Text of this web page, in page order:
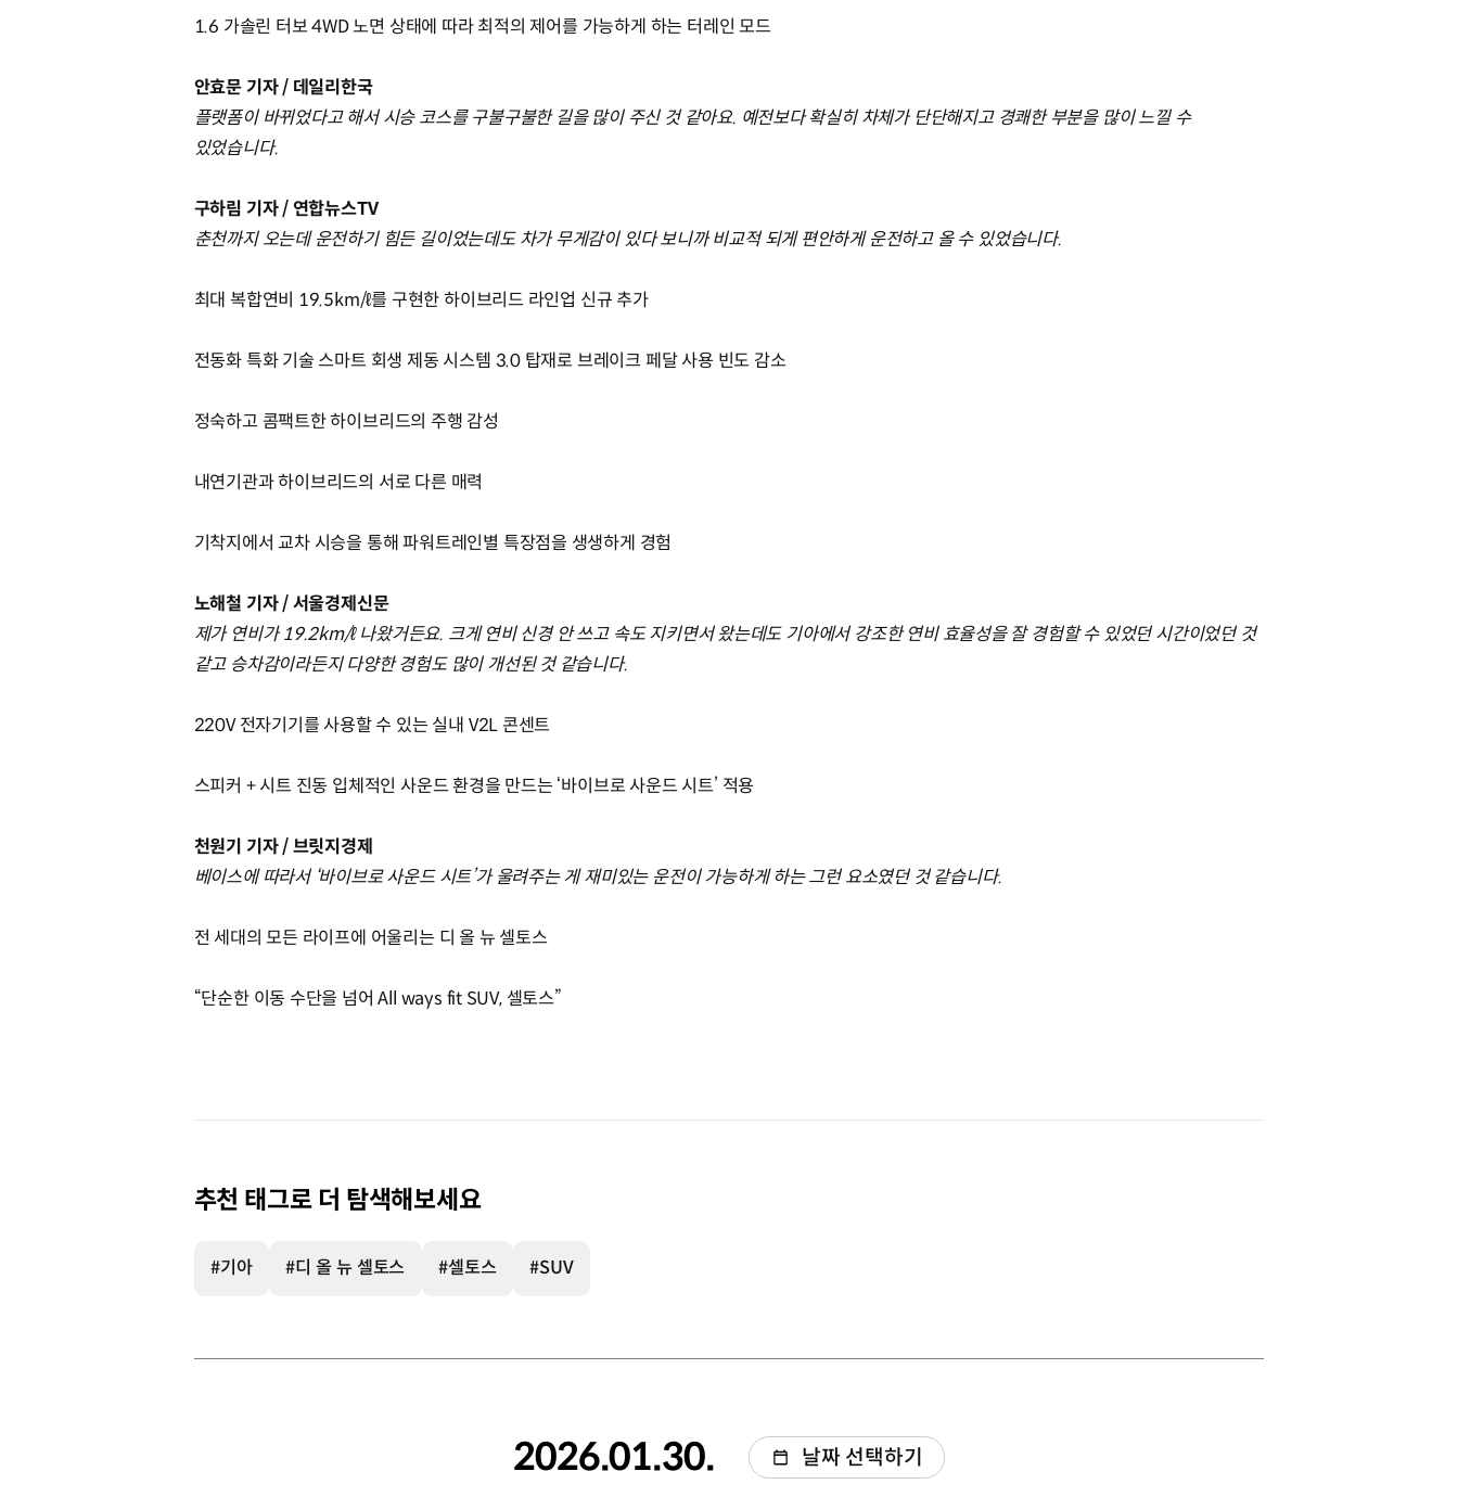
1.6 가솔린 터보 4WD 노면 상태에 따라 최적의 제어를 가능하게 하는 터레인 모드
안효문 기자 / 데일리한국
플랫폼이 바뀌었다고 해서 시승 코스를 구불구불한 길을 많이 주신 것 같아요. 예전보다 확실히 차체가 단단해지고 경쾌한 부분을 많이 느낄 수
있었습니다.
구하림 기자 / 연합뉴스TV
춘천까지 오는데 운전하기 힘든 길이었는데도 차가 무게감이 있다 보니까 비교적 되게 편안하게 운전하고 올 수 있었습니다.
최대 복합연비 19.5km/ℓ를 구현한 하이브리드 라인업 신규 추가
전동화 특화 기술 스마트 회생 제동 시스템 3.0 탑재로 브레이크 페달 사용 빈도 감소
정숙하고 콤팩트한 하이브리드의 주행 감성
내연기관과 하이브리드의 서로 다른 매력
기착지에서 교차 시승을 통해 파워트레인별 특장점을 생생하게 경험
노해철 기자 / 서울경제신문
제가 연비가 19.2km/ℓ 나왔거든요. 크게 연비 신경 안 쓰고 속도 지키면서 왔는데도 기아에서 강조한 연비 효율성을 잘 경험할 수 있었던 시간이었던 것
같고 승차감이라든지 다양한 경험도 많이 개선된 것 같습니다.
220V 전자기기를 사용할 수 있는 실내 V2L 콘센트
스피커 + 시트 진동 입체적인 사운드 환경을 만드는 ‘바이브로 사운드 시트’ 적용
천원기 기자 / 브릿지경제
베이스에 따라서 ‘바이브로 사운드 시트’가 울려주는 게 재미있는 운전이 가능하게 하는 그런 요소였던 것 같습니다.
전 세대의 모든 라이프에 어울리는 디 올 뉴 셀토스
“단순한 이동 수단을 넘어 All ways fit SUV, 셀토스”
추천 태그로 더 탐색해보세요
#기아 #디 올 뉴 셀토스 #셀토스 #SUV
2026.01.30. 날짜 선택하기